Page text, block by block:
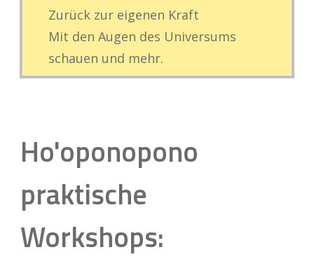
Zurück zur eigenen Kraft
Mit den Augen des Universums
schauen und mehr.
Ho'oponopono
praktische
Workshops: